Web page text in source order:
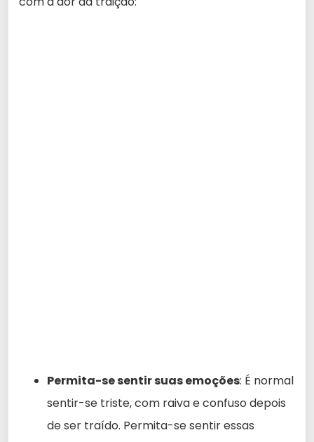
Permita-se sentir suas emoções: É normal
sentir-se triste, com raiva e confuso depois
de ser traído. Permita-se sentir essas